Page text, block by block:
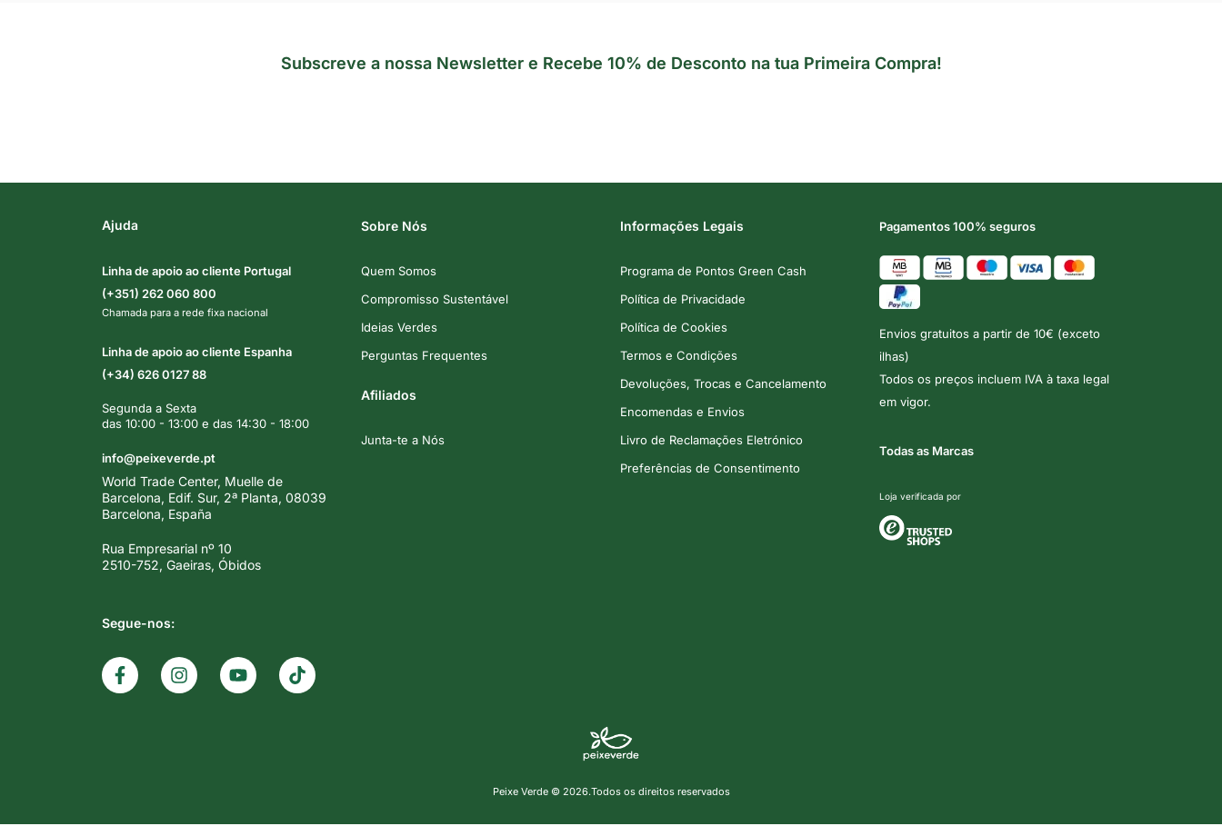
Subscreve a nossa Newsletter e Recebe 10% de Desconto na tua Primeira Compra!
Ajuda
Linha de apoio ao cliente Portugal
(+351) 262 060 800
Chamada para a rede fixa nacional
Linha de apoio ao cliente Espanha
(+34) 626 0127 88
Segunda a Sexta
das 10:00 - 13:00 e das 14:30 - 18:00
info@peixeverde.pt
World Trade Center, Muelle de
Barcelona, Edif. Sur, 2ª Planta, 08039
Barcelona, España
Rua Empresarial nº 10
2510-752, Gaeiras, Óbidos
Segue-nos:
Sobre Nós
Quem Somos
Compromisso Sustentável
Ideias Verdes
Perguntas Frequentes
Afiliados
Junta-te a Nós
Informações Legais
Programa de Pontos Green Cash
Política de Privacidade
Política de Cookies
Termos e Condições
Devoluções, Trocas e Cancelamento
Encomendas e Envios
Livro de Reclamações Eletrónico
Preferências de Consentimento
Pagamentos 100% seguros
Envios gratuitos a partir de 10€ (exceto
ilhas)
Todos os preços incluem IVA à taxa legal
em vigor.
Todas as Marcas
Loja verificada por
Peixe Verde © 2026.Todos os direitos reservados